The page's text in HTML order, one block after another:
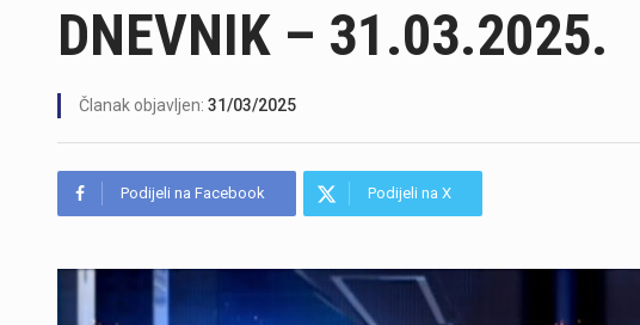
DNEVNIK – 31.03.2025.
Članak objavljen: 31/03/2025
Podijeli na Facebook Podijeli na X